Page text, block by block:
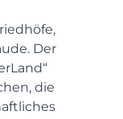
Der
die